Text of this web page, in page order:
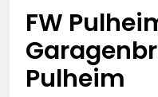
FW
Pulheim